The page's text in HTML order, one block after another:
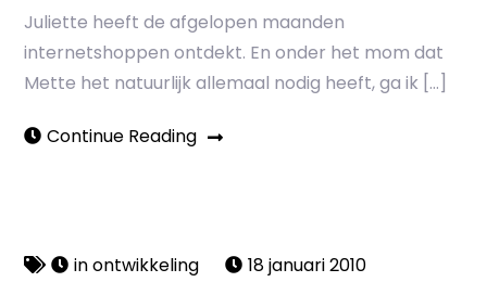
Juliette heeft de afgelopen maanden
internetshoppen ontdekt. En onder het mom dat
Mette het natuurlijk allemaal nodig heeft, ga ik […]
Continue Reading
in ontwikkeling 18 januari 2010